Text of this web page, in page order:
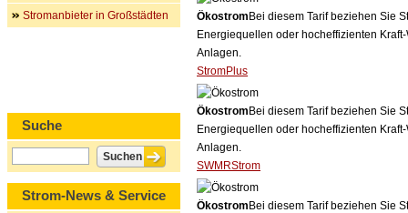
Ökostrom Bei diesem Tarif beziehen Sie
Energiequellen oder hocheffizienten
Anlagen.
StromPlus
Ökostrom Bei diesem Tarif beziehen Sie
Energiequellen oder hocheffizienten
Anlagen.
SWMRStrom
Ökostrom Bei diesem Tarif beziehen Sie
Stromanbieter in Großstädten
Suche
Strom-News & Service